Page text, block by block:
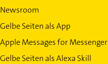
Newsroom
Gelbe Seiten als App
Apple Messages for Messenger
Gelbe Seiten als Alexa Skill